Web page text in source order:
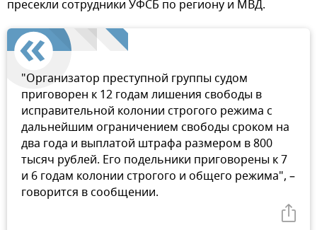
пресекли сотрудники УФСБ по региону и МВД.
"Организатор преступной группы судом
приговорен к 12 годам лишения свободы в
исправительной колонии строгого режима с
дальнейшим ограничением свободы сроком на
два года и выплатой штрафа размером в 800
тысяч рублей. Его подельники приговорены к 7
и 6 годам колонии строгого и общего режима", –
говорится в сообщении.